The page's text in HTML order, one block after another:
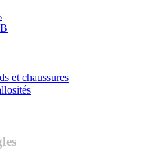
et chaussures